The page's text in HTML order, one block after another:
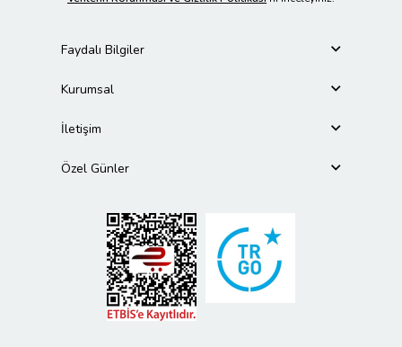
Faydalı Bilgiler
Kurumsal
İletişim
Özel Günler